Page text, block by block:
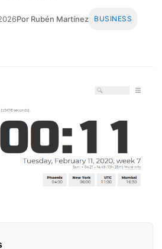
Por Rubén Martínez BUSINESS